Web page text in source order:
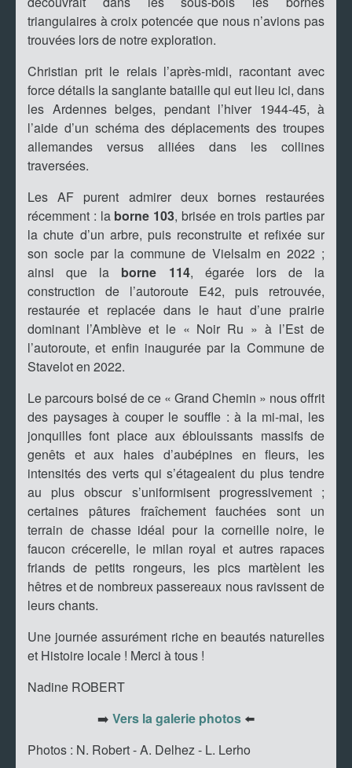
triangulaires à croix potencée que nous n’avions pas
trouvées lors de notre exploration.
Christian prit le relais l’après-midi, racontant avec
force détails la sanglante bataille qui eut lieu ici, dans
les Ardennes belges, pendant l’hiver 1944-45, à
l’aide d’un schéma des déplacements des troupes
allemandes versus alliées dans les collines
traversées.
Les AF purent admirer deux bornes restaurées
récemment : la borne 103, brisée en trois parties par
la chute d’un arbre, puis reconstruite et refixée sur
son socle par la commune de Vielsalm en 2022 ;
ainsi que la borne 114, égarée lors de la
construction de l’autoroute E42, puis retrouvée,
restaurée et replacée dans le haut d’une prairie
dominant l’Amblève et le « Noir Ru » à l’Est de
l’autoroute, et enfin inaugurée par la Commune de
Stavelot en 2022.
Le parcours boisé de ce « Grand Chemin » nous offrit
des paysages à couper le souffle : à la mi-mai, les
jonquilles font place aux éblouissants massifs de
genêts et aux haies d’aubépines en fleurs, les
intensités des verts qui s’étageaient du plus tendre
au plus obscur s’uniformisent progressivement ;
certaines pâtures fraîchement fauchées sont un
terrain de chasse idéal pour la corneille noire, le
faucon crécerelle, le milan royal et autres rapaces
friands de petits rongeurs, les pics martèlent les
hêtres et de nombreux passereaux nous ravissent de
leurs chants.
Une journée assurément riche en beautés naturelles
et Histoire locale ! Merci à tous !
Nadine ROBERT
➡️ Vers la galerie photos ⬅️
Photos : N. Robert - A. Delhez - L. Lerho